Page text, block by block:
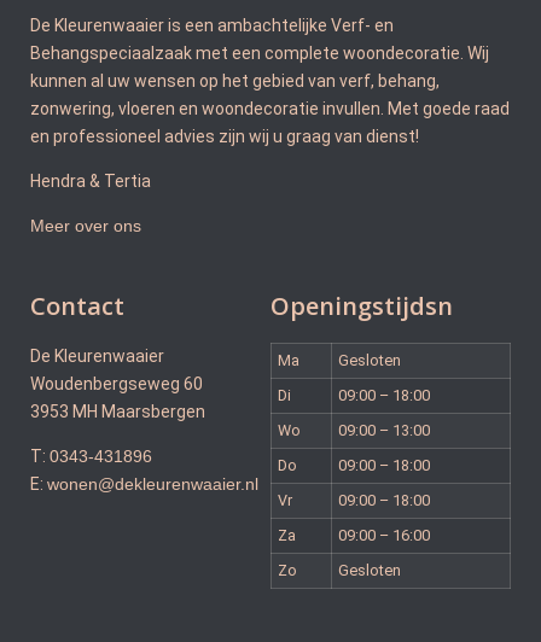
De Kleurenwaaier is een ambachtelijke Verf- en
Behangspeciaalzaak met een complete woondecoratie. Wij
kunnen al uw wensen op het gebied van verf, behang,
zonwering, vloeren en woondecoratie invullen. Met goede raad
en professioneel advies zijn wij u graag van dienst!
Hendra & Tertia
Meer over ons
Contact
De Kleurenwaaier
Woudenbergseweg 60
3953 MH Maarsbergen
T: 0343-431896
E: wonen@dekleurenwaaier.nl
Openingstijdsn
Ma
Gesloten
Di
09:00 – 18:00
Wo
09:00 – 13:00
Do
09:00 – 18:00
Vr
09:00 – 18:00
Za
09:00 – 16:00
Zo
Gesloten